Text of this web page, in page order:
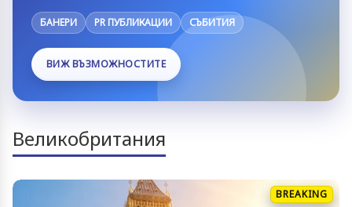
БАНЕРИ PR ПУБЛИКАЦИИ СЪБИТИЯ
ВИЖ ВЪЗМОЖНОСТИТЕ
Великобритания
BREAKING